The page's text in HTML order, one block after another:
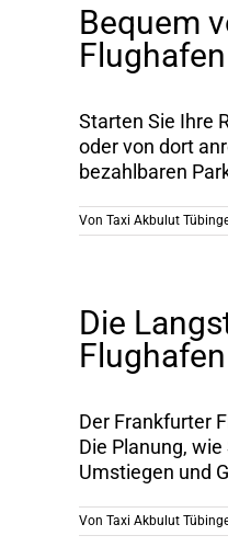
Bequem
Starten Sie Ihre
oder von dort
bezahlbaren
Von Taxi Akbulut
Die
Der Frankfurter
Die Planung,
Umstiegen und
Von Taxi Akbulut